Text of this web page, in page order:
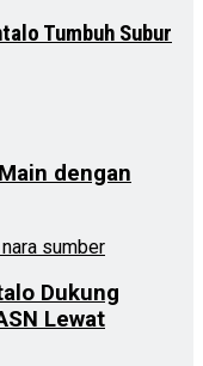
Tumbuh Subur
dengan
Dukung
Lewat